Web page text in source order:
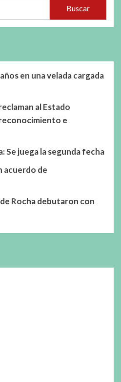
Buscar
en una velada cargada
al Estado
e
Se juega la segunda fecha
acuerdo de
Rocha debutaron con